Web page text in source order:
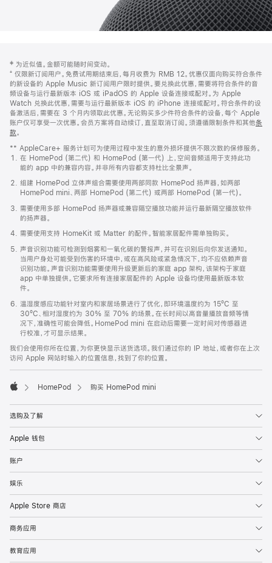
页
页
脚
注
‡ 为近似值。金额可能随时间变动。
⁺ 仅限新订阅用户。免费试用期结束后，每月收费为 RMB 12。优惠仅面向购买符合条件
的新设备的 Apple Music 新订阅用户限时提供。要兑换此优惠，需要将符合条件的音
频设备与运行最新版本 iOS 或 iPadOS 的 Apple 设备连接或配对。为 Apple
Watch 兑换此优惠，需要与运行最新版本 iOS 的 iPhone 连接或配对。符合条件的设
备激活后，需要在 3 个月内领取此优惠。无论购买多少件符合条件的设备，每个 Apple
账户仅可享受一次优惠。会员方案将自动续订，直至取消订阅。须遵循限制条件和其他条
款。
窗
口
中
打
开)
** AppleCare+ 服务计划可为使用过程中发生的意外损坏提供不限次数的保修服务。
在 HomePod (第二代) 和 HomePod (第一代) 上，空间音频适用于支持此功
能的 app 中的兼容内容。并非所有内容都支持杜比全景声。
组建 HomePod 立体声组合需要使用两部同款 HomePod 扬声器，如两部
HomePod mini、两部 HomePod (第二代) 或两部 HomePod (第一代)。
需要使用多部 HomePod 扬声器或兼容隔空播放功能并运行最新隔空播放软件
的扬声器。
需要使用支持 HomeKit 或 Matter 的配件。智能家居配件需单独购买。
声音识别功能可检测到烟雾和一氧化碳的警报声，并可在识别后向你发送通知。
当用户身处可能受到伤害的环境中，或在高风险或紧急情况下，均不应依赖声音
识别功能。声音识别功能需要使用升级更新后的家庭 app 架构，该架构于家庭
app 中单独提供。它要求所有连接家居配件的 Apple 设备均使用最新版本软
件。
温湿度感应功能针对室内和家居场景进行了优化，即环境温度约为 15ºC 至
30ºC、相对湿度约为 30% 至 70% 的场景。在长时间以高音量播放音频等情
况下，准确性可能会降低。HomePod mini 在启动后需要一定时间对传感器进
行校准，才可显示结果。
我们会使用你所在位置，为你更快显示送货选项。我们通过你的 IP 地址，或者你在上次
访问 Apple 网站时输入的位置信息，找到了你的位置。
HomePod 购买 HomePod mini
选购及了解
Apple 钱包
账户
娱乐
Apple Store 商店
商务应用
教育应用